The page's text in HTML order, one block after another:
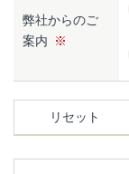
弊社からのご
案内
リセット